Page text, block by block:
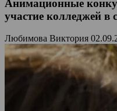
Анимационные
участие колледжей в
Любимова Виктория